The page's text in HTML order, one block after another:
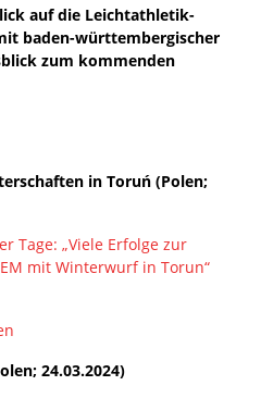
auf die Leichtathletik-
baden-württembergischer
zum kommenden
in Toruń (Polen;
Tage: „Viele Erfolge zur
mit Winterwurf in Torun“
24.03.2024)